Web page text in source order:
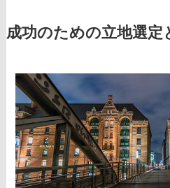
成功のための立地選定